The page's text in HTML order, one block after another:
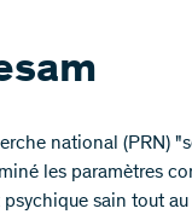
national (PRN)
les paramètres
sain tout